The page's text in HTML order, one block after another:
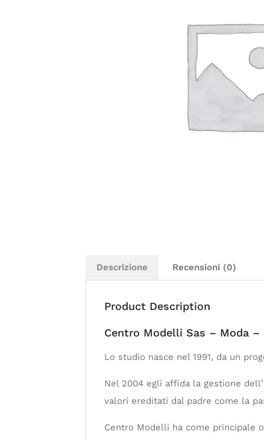
Descrizione Recensioni (0)
Product Description
Centro Modelli Sas – Moda –
Lo studio nasce nel 1991, da un
Nel 2004 egli affida la gestione
valori ereditati dal padre come la
Centro Modelli ha come principale